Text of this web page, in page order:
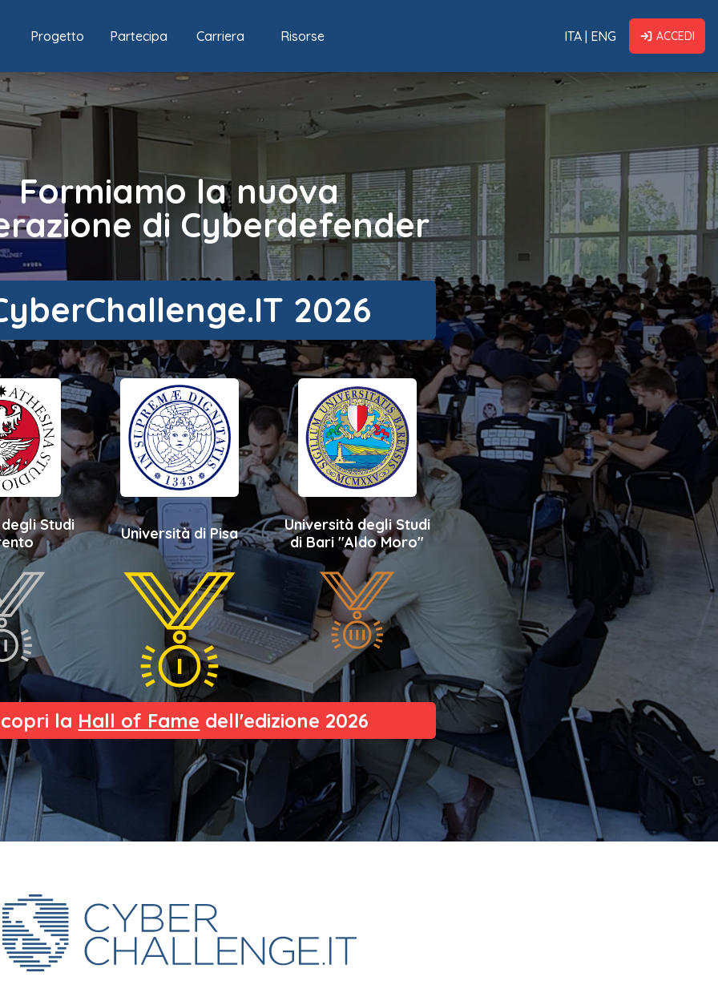
Progetto Partecipa Carriera Risorse ITA | ENG ACCEDI
Formiamo la nuova
di Cyberdefender
2026
Studi
Università di Pisa
Università degli Studi
di Bari "Aldo Moro"
la Hall of Fame dell'edizione 2026